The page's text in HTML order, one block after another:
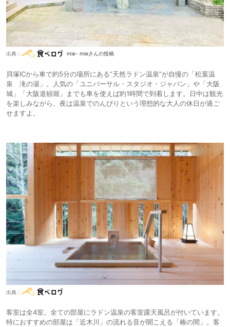
出典： mie- mieさんの投稿
貝塚ICから車で約5分の場所にある”天然ラドン温泉”が自慢の「松葉温
泉 滝の湯」。人気の「ユニバーサル・スタジオ・ジャパン」や「大阪
城」「大阪道頓堀」までも車を使えば約1時間で到着します。日中は観光
を楽しみながら、夜は温泉でのんびりという理想的な大人の休日が過ご
せますよ。
出典：
客室は全4室。全ての部屋にラドン温泉の客室露天風呂が付いています。
特におすすめの部屋は「近木川」の流れる音が聞こえる「椿の間」。客